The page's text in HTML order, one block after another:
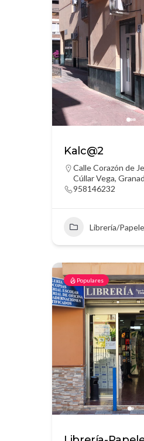
Kalc@2
Calle Corazón de
Cúllar Vega,
958146232
Librería/
Populares